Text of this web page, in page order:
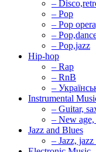
–
– Pop
– Pop
–
– Pop,jazz
Hip-hop
– Rap
– RnB
–
Instrumental
– Guitar,
– New age,
Jazz and Blues
– Jazz,